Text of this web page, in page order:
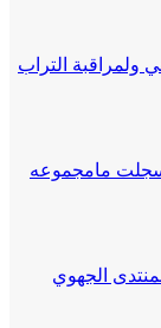
ولمراقبة التراب
سجلت مامجموعه
الجهوي